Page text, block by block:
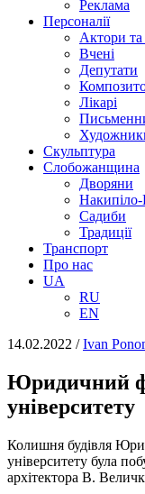
Реклама
Персоналії
Актори та
Вчені
Депутати
Лікарі
Скульптура
Слобожанщина
Дворяни
Накипіло-
Садиби
Традиції
Транспорт
Про нас
UA
RU
EN
14.02.2022 /Іvan
Юридичний
університету
Колишня будівля
університету була
архітектора В.